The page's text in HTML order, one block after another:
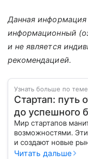
Данная информация
информационный
и не является
рекомендацией.
Узнать больше по теме
Стартап: путь
до успешного
Мир стартапов
возможностями.
и создают новые
в ключевых этапах,
Читать дальше